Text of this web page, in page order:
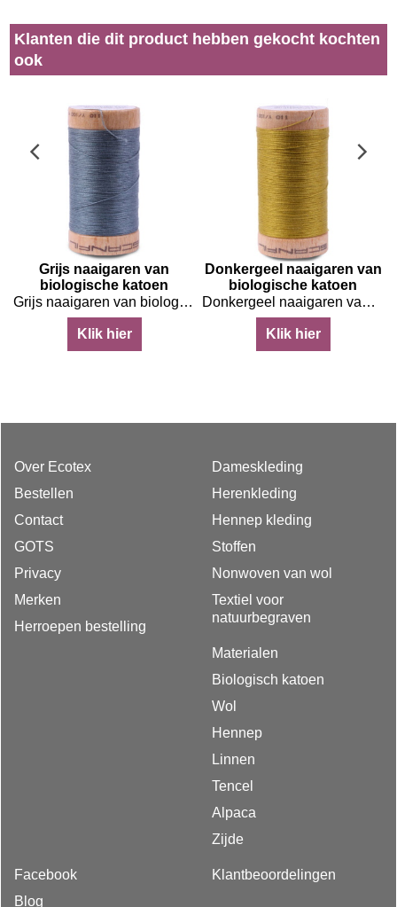
Klanten die dit product hebben gekocht kochten
ook
Grijs naaigaren van
biologische katoen
Grijs naaigaren van biologische katoen
Klik hier
Donkergeel naaigaren van
biologische katoen
Donkergeel naaigaren van biologische katoen
Klik hier
Over Ecotex
Bestellen
Contact
GOTS
Privacy
Merken
Herroepen bestelling
Dameskleding
Herenkleding
Hennep kleding
Stoffen
Nonwoven van wol
Textiel voor
natuurbegraven
Materialen
Biologisch katoen
Wol
Hennep
Linnen
Tencel
Alpaca
Zijde
Facebook
Blog
Klantbeoordelingen